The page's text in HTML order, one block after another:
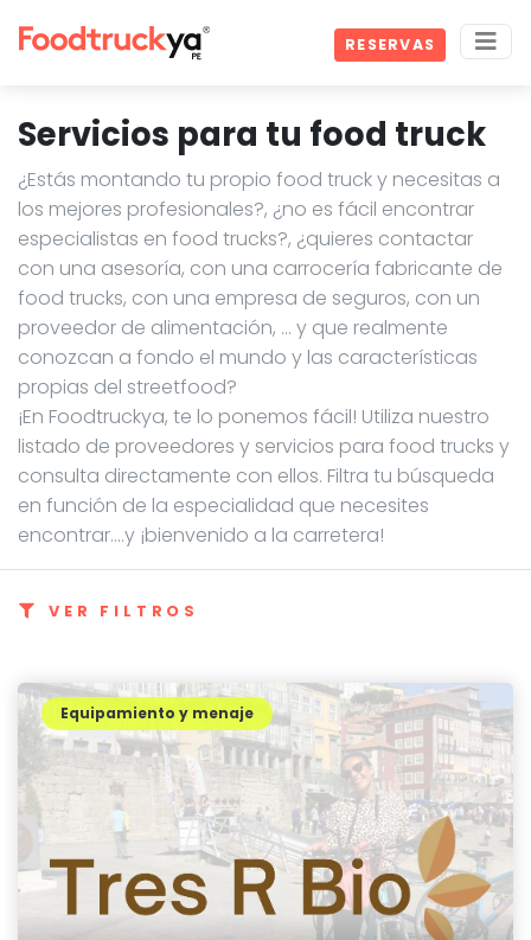
RESERVAS
Servicios para tu food truck
¿Estás montando tu propio food truck y necesitas a
los mejores profesionales?, ¿no es fácil encontrar
especialistas en food trucks?, ¿quieres contactar
con una asesoría, con una carrocería fabricante de
food trucks, con una empresa de seguros, con un
proveedor de alimentación, … y que realmente
conozcan a fondo el mundo y las características
propias del streetfood?
¡En Foodtruckya, te lo ponemos fácil! Utiliza nuestro
listado de proveedores y servicios para food trucks y
consulta directamente con ellos. Filtra tu búsqueda
en función de la especialidad que necesites
encontrar....y ¡bienvenido a la carretera!
VER FILTROS
Equipamiento y menaje